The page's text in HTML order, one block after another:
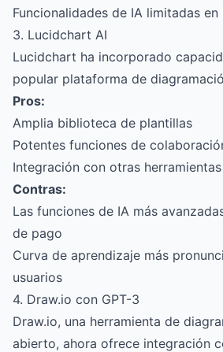
Funcionalidades de IA limitadas
3. Lucidchart AI
Lucidchart ha incorporado
popular plataforma de
Pros:
Amplia biblioteca de plantillas
Potentes funciones de
Integración con otras
Contras:
Las funciones de IA más
de pago
Curva de aprendizaje más
usuarios
4. Draw.io con GPT-3
Draw.io, una herramienta de
abierto, ahora ofrece integración